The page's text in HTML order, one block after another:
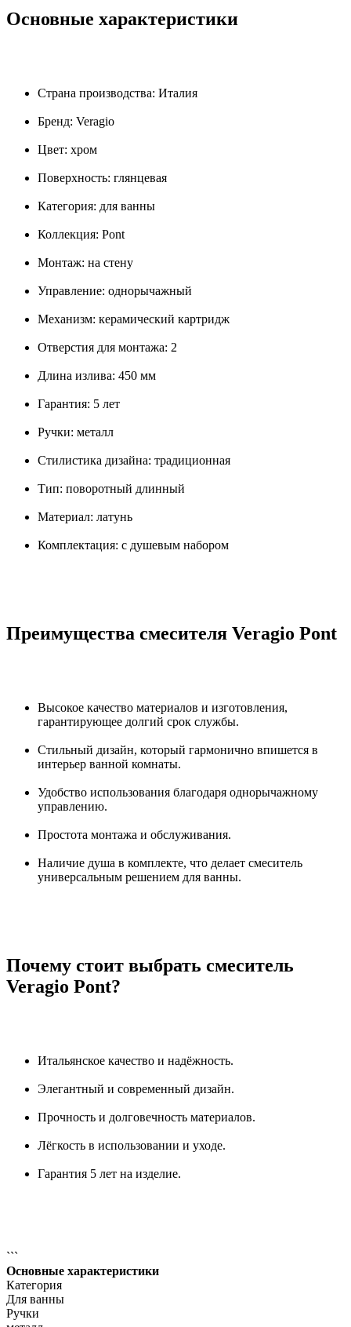
Основные характеристики
Страна производства: Италия
Бренд: Veragio
Цвет: хром
Поверхность: глянцевая
Категория: для ванны
Коллекция: Pont
Монтаж: на стену
Управление: однорычажный
Механизм: керамический картридж
Отверстия для монтажа: 2
Длина излива: 450 мм
Гарантия: 5 лет
Ручки: металл
Стилистика дизайна: традиционная
Тип: поворотный длинный
Материал: латунь
Комплектация: с душевым набором
Преимущества смесителя Veragio Pont
Высокое качество материалов и изготовления,
гарантирующее долгий срок службы.
Стильный дизайн, который гармонично впишется в
интерьер ванной комнаты.
Удобство использования благодаря однорычажному
управлению.
Простота монтажа и обслуживания.
Наличие душа в комплекте, что делает смеситель
универсальным решением для ванны.
Почему стоит выбрать смеситель
Veragio Pont?
Итальянское качество и надёжность.
Элегантный и современный дизайн.
Прочность и долговечность материалов.
Лёгкость в использовании и уходе.
Гарантия 5 лет на изделие.
```
Основные характеристики
Категория
Для ванны
Ручки